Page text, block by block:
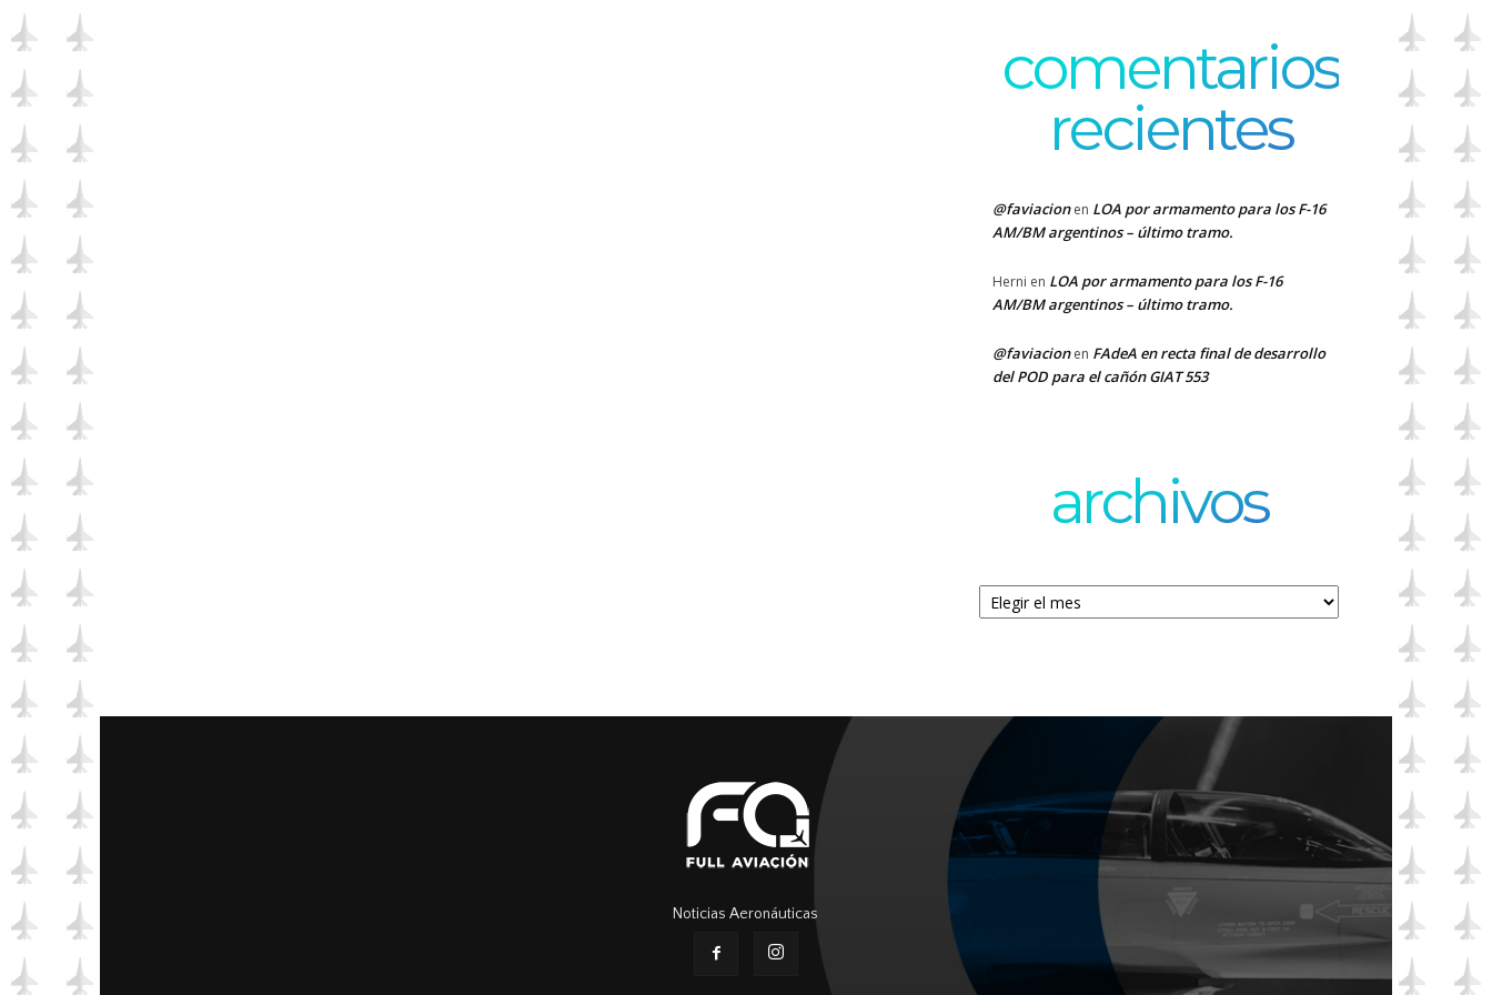
comentarios
recientes
@faviacionen LOA por armamento para los F-16
AM/BM argentinos – último tramo.
Herni en LOA por armamento para los F-16
AM/BM argentinos – último tramo.
@faviacionen FAdeA en recta final de desarrollo
del POD para el cañón GIAT 553
archivos
Archivos
Noticias Aeronáuticas